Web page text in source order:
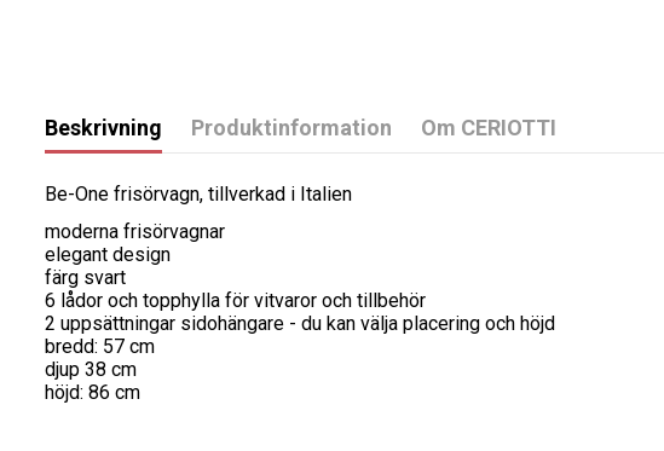
Beskrivning Produktinformation Om CERIOTTI
Be-One frisörvagn, tillverkad i Italien
moderna frisörvagnar
elegant design
färg svart
6 lådor och topphylla för vitvaror och tillbehör
2 uppsättningar sidohängare - du kan välja placering och höjd
bredd: 57 cm
djup 38 cm
höjd: 86 cm